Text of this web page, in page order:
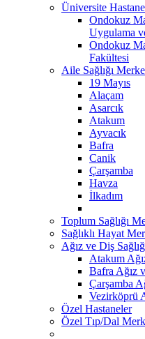
Üniversite
Ondokuz
Uygulama
Ondokuz
Fakültesi
Aile Sağlığı
19 Mayıs
Alaçam
Asarcık
Atakum
Ayvacık
Bafra
Canik
Çarşamba
Havza
İlkadım
Toplum Sağlığı
Sağlıklı Hayat
Ağız ve Diş
Atakum
Bafra Ağız
Çarşamba
Vezirköprü
Özel Hastaneler
Özel Tıp/Dal